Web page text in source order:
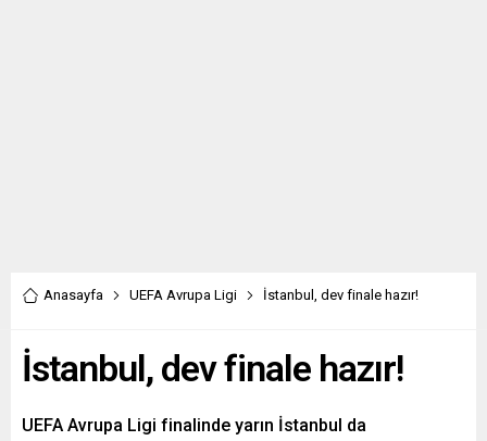
Anasayfa UEFA Avrupa Ligi İstanbul, dev finale hazır!
İstanbul, dev finale hazır!
UEFA Avrupa Ligi finalinde yarın İstanbul da